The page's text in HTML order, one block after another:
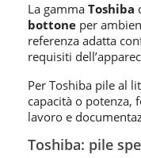
La gamma Toshiba
bottone per
referenza adatta
requisiti
Per Toshiba pile al
capacità o potenza,
lavoro e
Toshiba: pile